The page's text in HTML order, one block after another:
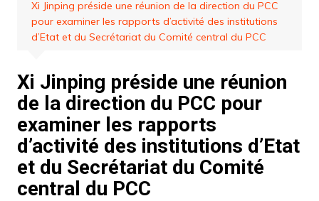
Xi Jinping préside une réunion de la direction du PCC
pour examiner les rapports d’activité des institutions
d’Etat et du Secrétariat du Comité central du PCC
Xi Jinping préside une réunion
de la direction du PCC pour
examiner les rapports
d’activité des institutions d’Etat
et du Secrétariat du Comité
central du PCC